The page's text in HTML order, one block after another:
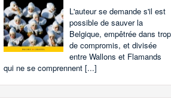
L'auteur se demande s'il est
possible de sauver la
Belgique, empêtrée dans trop
de compromis, et divisée
entre Wallons et Flamands
qui ne se comprennent [...]